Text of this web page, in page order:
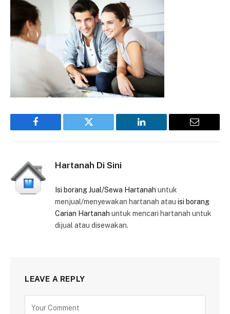
Facebook Twitter LinkedIn Email
Hartanah Di Sini
Isi borang Jual/Sewa Hartanah untuk
menjual/menyewakan hartanah atau isi borang
Carian Hartanah untuk mencari hartanah untuk
dijual atau disewakan.
LEAVE A REPLY